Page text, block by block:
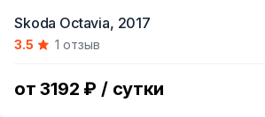
Skoda Octavia, 2017
3.5 1 отзыв
от 3192 ₽ / сутки